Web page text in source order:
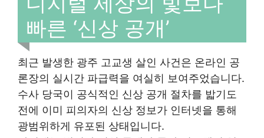
빠른 ‘신상 공개’
최근 발생한 광주 고교생 살인 사건은 온라인 공
론장의 실시간 파급력을 여실히 보여주었습니다.
수사 당국이 공식적인 신상 공개 절차를 밟기도
전에 이미 피의자의 신상 정보가 인터넷을 통해
광범위하게 유포된 상태입니다.